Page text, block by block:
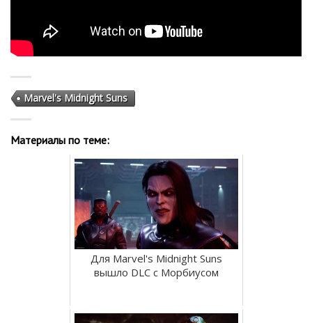
Marvel's Midnight Suns
Материалы по теме:
Для Marvel's Midnight Suns
вышло DLC с Морбиусом